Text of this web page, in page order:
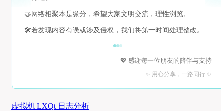
🤝 网络相聚本是缘分，希望大家文明交流，理性浏览。
🛠️若发现内容有误或涉及侵权，我们将第一时间处理整改。
💖 感谢每一位朋友的陪伴与支持
✨ 用心分享，一路同行 ✨
虚拟机 LXQt 日志分析